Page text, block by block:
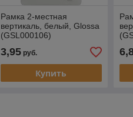
Рамка 2-местная
вертикаль, белый, Glossa
(GSL000106)
3,95руб.
Купить